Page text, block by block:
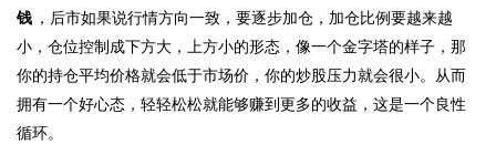
钱 ，后市如果说行情方向一致，要逐步加仓，加仓比例要越来越
小，仓位控制成下方大，上方小的形态，像一个金字塔的样子，那
你的持仓平均价格就会低于市场价，你的炒股压力就会很小。从而
拥有一个好心态，轻轻松松就能够赚到更多的收益，这是一个良性
循环。